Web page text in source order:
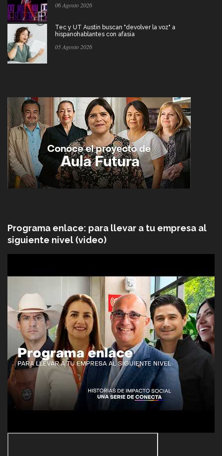
06 Agosto 2026
Tec y UT Austin buscan "devolver la voz" a
hispanohablantes con afasia
05 Agosto 2026
Programa enlace: para llevar a tu empresa al
siguiente nivel (video)